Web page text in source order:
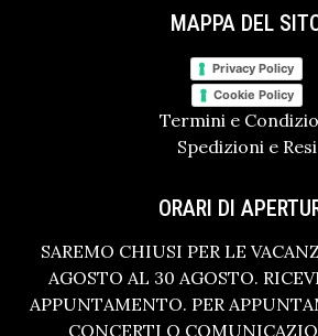
MAPPA DEL
Privacy Policy
Cookie Policy
Termini e
Spedizioni e Resi
ORARI DI
SAREMO CHIUSI PER LE
AGOSTO AL 30 AGOSTO.
APPUNTAMENTO. PER
CONCERTI O